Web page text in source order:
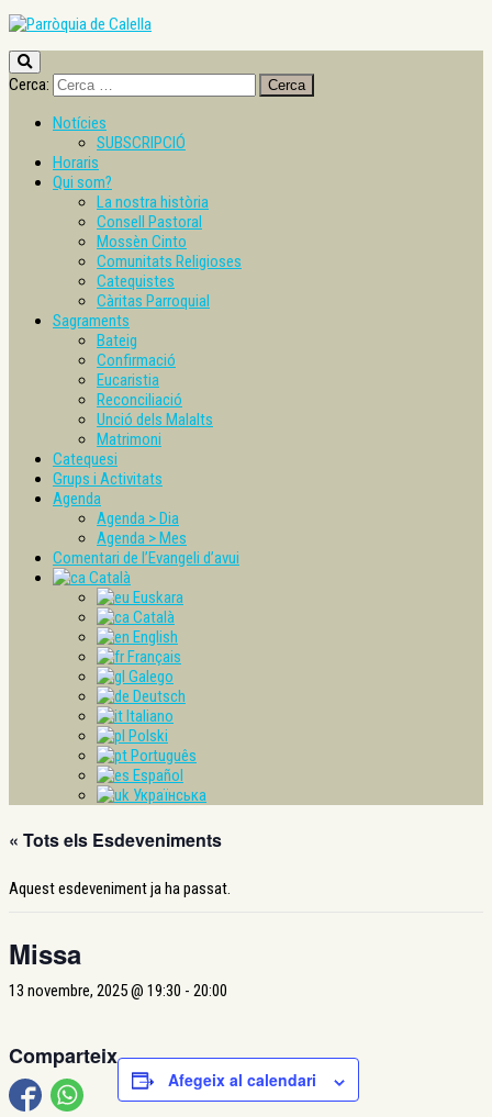
Cerca:
Notícies
SUBSCRIPCIÓ
Horaris
Qui som?
La nostra història
Consell Pastoral
Mossèn Cinto
Comunitats Religioses
Catequistes
Càritas Parroquial
Sagraments
Bateig
Confirmació
Eucaristia
Reconciliació
Unció dels Malalts
Matrimoni
Catequesi
Grups i Activitats
Agenda
Agenda > Dia
Agenda > Mes
Comentari de l’Evangeli d’avui
Català
Euskara
Català
English
Français
Galego
Deutsch
Italiano
Polski
Português
Español
Українська
« Tots els Esdeveniments
Aquest esdeveniment ja ha passat.
Missa
13 novembre, 2025 @ 19:30 - 20:00
Comparteix
Afegeix al calendari